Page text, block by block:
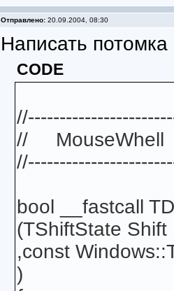
Отправлено:20.09.2004, 08:30
Написать
CODE
// MouseWhell
bool __fastcall
(TShiftState Shift
,const
)